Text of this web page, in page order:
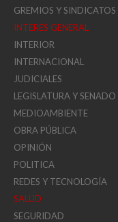
GREMIOS Y SINDICATOS
INTERÉS GENERAL
INTERIOR
INTERNACIONAL
JUDICIALES
LEGISLATURA Y SENADO
MEDIOAMBIENTE
OBRA PÚBLICA
OPINIÓN
POLITICA
REDES Y TECNOLOGÍA
SALUD
SEGURIDAD